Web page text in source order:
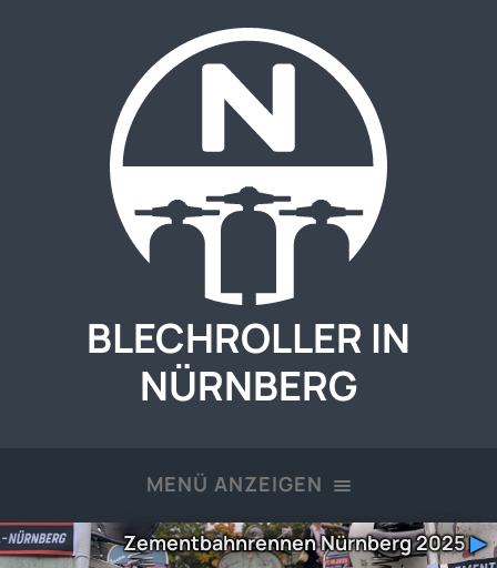
BLECHROLLER IN
NÜRNBERG
MENÜ ANZEIGEN
Zementbahnrennen Nürnberg 2025▶